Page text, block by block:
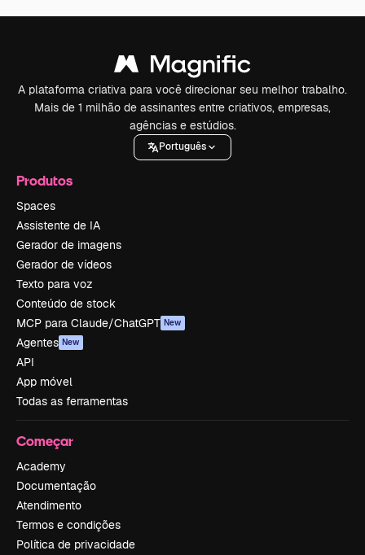
A plataforma criativa para você direcionar seu melhor trabalho.
Mais de 1 milhão de assinantes entre criativos, empresas,
agências e estúdios.
Português
Produtos
Spaces
Assistente de IA
Gerador de imagens
Gerador de vídeos
Texto para voz
Conteúdo de stock
MCP para Claude/ChatGPT New
Agentes New
API
App móvel
Todas as ferramentas
Começar
Academy
Documentação
Atendimento
Termos e condições
Política de privacidade